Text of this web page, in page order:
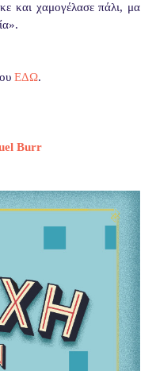
και χαμογέλασε πάλι, μα
ΕΔΩ.
Burr